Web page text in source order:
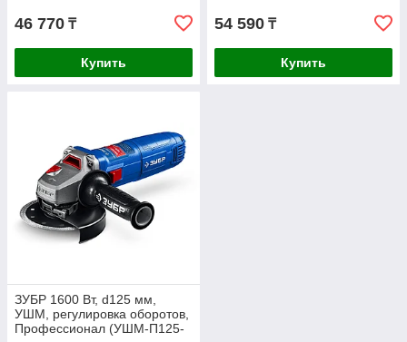
46 770 ₸
Купить
54 590 ₸
Купить
ЗУБР 1600 Вт, d125 мм,
УШМ, регулировка оборотов,
Профессионал (УШМ-П125-